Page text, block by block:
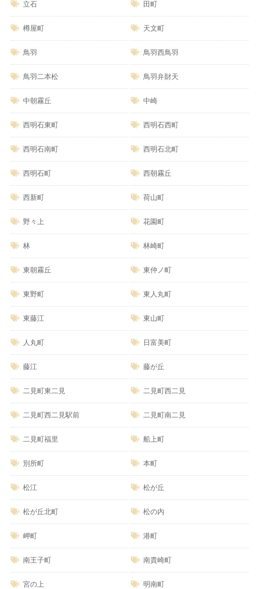
立石 田町
樽屋町 天文町
鳥羽 鳥羽西鳥羽
鳥羽二本松 鳥羽弁財天
中朝霧丘 中崎
西明石東町 西明石西町
西明石南町 西明石北町
西明石町 西朝霧丘
西新町 荷山町
野々上 花園町
林 林崎町
東朝霧丘 東仲ノ町
東野町 東人丸町
東藤江 東山町
人丸町 日富美町
藤江 藤が丘
二見町東二見 二見町西二見
二見町西二見駅前 二見町南二見
二見町福里 船上町
別所町 本町
松江 松が丘
松が丘北町 松の内
岬町 港町
南王子町 南貴崎町
宮の上 明南町